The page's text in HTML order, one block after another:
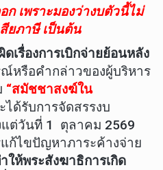
เพราะมองว่างบตัวนี้ไม่
ยภาษี เป็นต้น
เรื่องการเบิกจ่ายย้อนหลัง
หรือคำกล่าวของผู้บริหาร
“สมัชชาสงฆ์ใน
ได้รับการจัดสรรงบ
แต่วันที่ 1 ตุลาคม 2569
แก้ไขปัญหาภาระค้างจ่าย
ให้พระสังฆาธิการเกิด